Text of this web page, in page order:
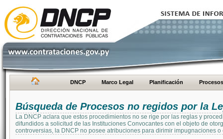
DNCP Marco Legal Planificación Procesos
Búsqueda de Procesos no regidos por la
La DNCP aclara que estos procedimientos no se rige por las reglas y
difundidos a solicitud de las Instituciones Convocantes con el objeto de
controversias, la DNCP no posee atribuciones para dirimir impugnaciones